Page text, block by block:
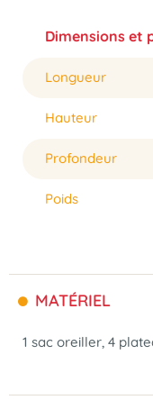
Dimensions et
Longueur
Hauteur
Profondeur
Poids
MATÉRIEL
1 sac oreiller, 4